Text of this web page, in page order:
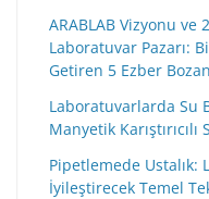
ARABLAB Vizyonu ve
Laboratuvar Pazarı:
Getiren 5 Ezber
Laboratuvarlarda Su
Manyetik
Pipetlemede Ustalık:
İyileştirecek Temel